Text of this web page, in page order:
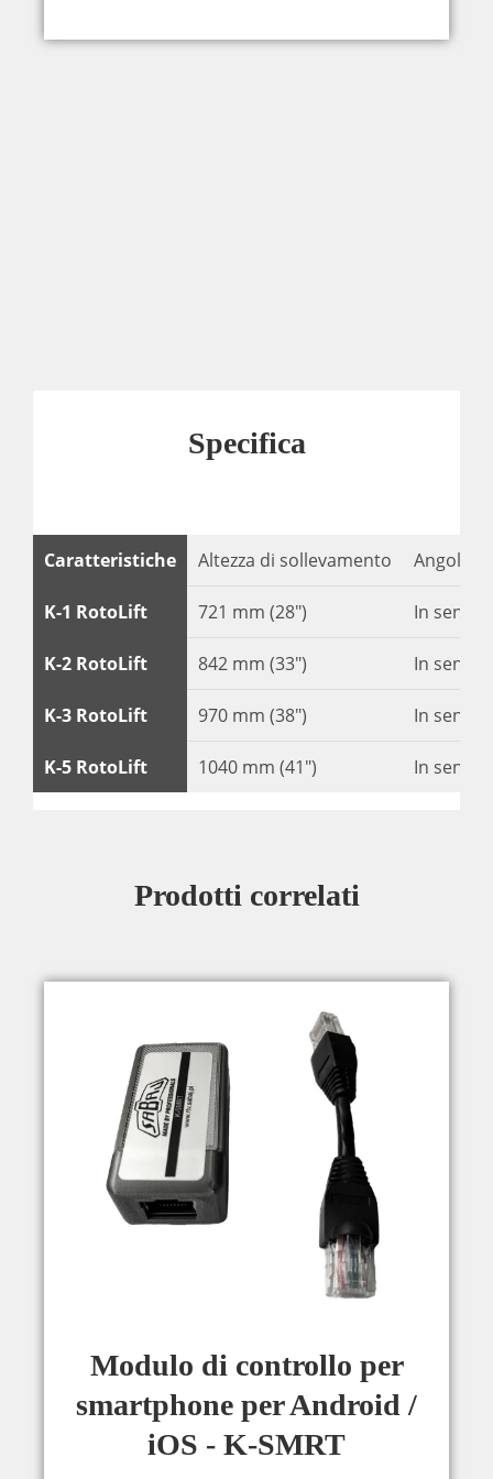
Specifica
Caratteristiche
K-1 RotoLift
K-2 RotoLift
K-3 RotoLift
K-5 RotoLift
Altezza di sollevamento
721 mm (28″)
842 mm (33″)
970 mm (38″)
1040 mm (41″)
Angolo
In senso
In senso
In senso
In senso
Prodotti correlati
Modulo di controllo per
smartphone per Android /
iOS - K-SMRT